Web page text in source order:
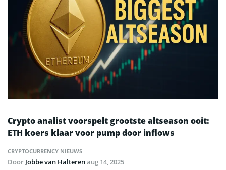
Crypto analist voorspelt grootste altseason ooit:
ETH koers klaar voor pump door inflows
CRYPTOCURRENCY NIEUWS
Door Jobbe van Halterenaug 14, 2025